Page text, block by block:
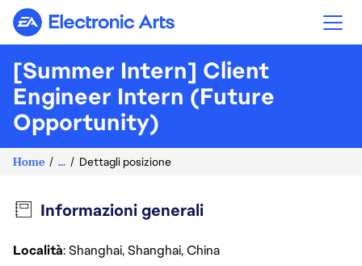
Electronic Arts
[Summer Intern] Client
Engineer Intern (Future
Opportunity)
Home ... Dettagli posizione
Informazioni generali
Località: Shanghai, Shanghai, China